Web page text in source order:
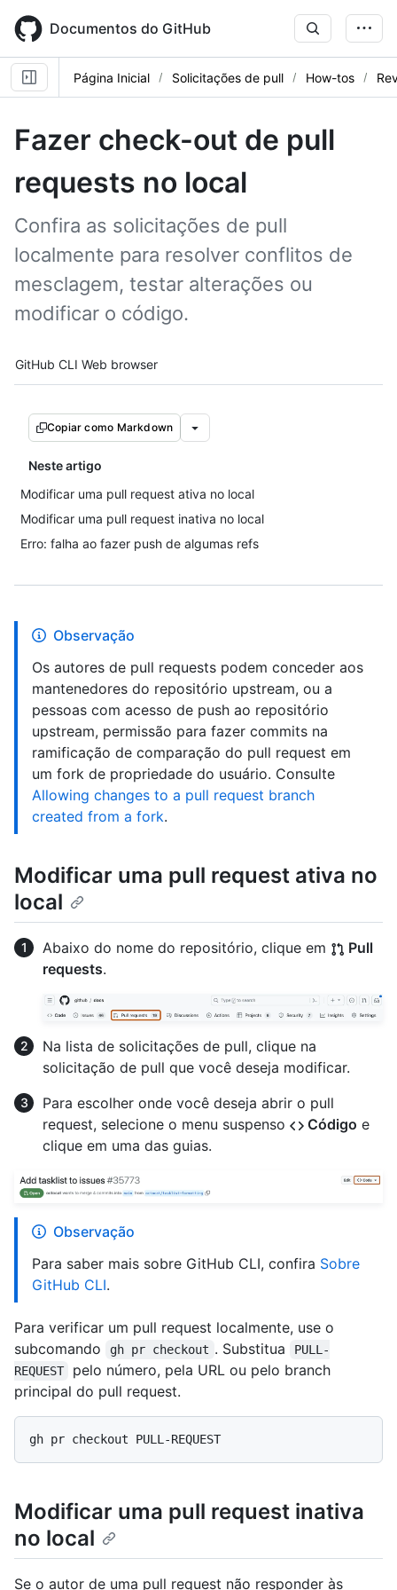
main
content
Documentos do GitHub
Página Inicial Solicitações de pull How-tos
Fazer check-out de pull
requests no local
Confira as solicitações de pull
localmente para resolver conflitos de
mesclagem, testar alterações ou
modificar o código.
Tool navigation
GitHub CLI Web browser
Copiar como Markdown
Neste artigo
Modificar uma pull request ativa no local
Modificar uma pull request inativa no local
Erro: falha ao fazer push de algumas refs
Observação
Os autores de pull requests podem conceder aos
mantenedores do repositório upstream, ou a
pessoas com acesso de push ao repositório
upstream, permissão para fazer commits na
ramificação de comparação do pull request em
um fork de propriedade do usuário. Consulte
Allowing changes to a pull request branch
created from a fork.
Modificar uma pull request ativa no
local
Abaixo do nome do repositório, clique em
Pull
requests.
Na lista de solicitações de pull, clique na
solicitação de pull que você deseja modificar.
Para escolher onde você deseja abrir o pull
request, selecione o menu suspenso
Código e
clique em uma das guias.
Observação
Para saber mais sobre GitHub CLI, confira Sobre
GitHub CLI.
Para verificar um pull request localmente, use o
subcomando
gh pr checkout . Substitua
PULL-
REQUEST
pelo número, pela URL ou pelo branch
principal do pull request.
Modificar uma pull request inativa
no local
Se o autor de uma pull request não responder às